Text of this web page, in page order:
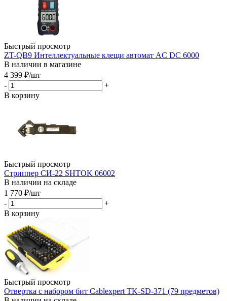
Быстрый просмотр
ZT-QB9 Интеллектуальные клещи автомат AC DC 6000
В наличии в магазине
4 399 ₽/шт
-
+
В корзину
Быстрый просмотр
Стриппер СИ-22 SHTOK 06002
В наличии на складе
1 770 ₽/шт
-
+
В корзину
Быстрый просмотр
Отвертка с набором бит Cablexpert TK-SD-371 (79 предметов)